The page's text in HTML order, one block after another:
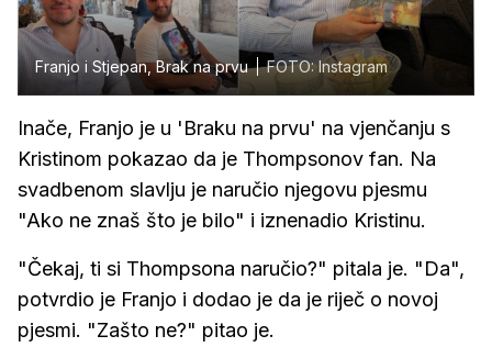
Franjo i Stjepan, Brak na prvu FOTO: Instagram
Inače, Franjo je u 'Braku na prvu' na vjenčanju s
Kristinom pokazao da je Thompsonov fan. Na
svadbenom slavlju je naručio njegovu pjesmu
"Ako ne znaš što je bilo" i iznenadio Kristinu.
"Čekaj, ti si Thompsona naručio?" pitala je. "Da",
potvrdio je Franjo i dodao je da je riječ o novoj
pjesmi. "Zašto ne?" pitao je.